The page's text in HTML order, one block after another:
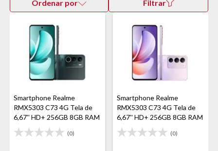
Ordenar por Filtrar
Smartphone Realme
RMX5303 C73 4G Tela de
6,67'' HD+ 256GB 8GB RAM
- Verde
(0)
Smartphone Realme
RMX5303 C73 4G Tela de
6,67'' HD+ 256GB 8GB RAM
- Violeta
(0)